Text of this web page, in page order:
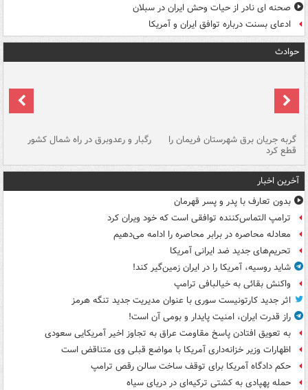
صحنه ای نادر از حیات وحش ایران در سبلان
ادعای بسنت درباره توافق ایران و آمریکا
حوادث
گربه جریان برق شهرستان فریمان را
قطع کرد
رگبار و رعدوبرق در راه شمال کشور
آخرین اخبار
بدون تعارف با پدر و پسر قهرمان
ترامپ التماس‌کننده توافقی است که خود ویران کرد
معادله محاصره در برابر محاصره را ادامه می‌دهیم
تحریم‌های جدید ضد ایرانی آمریکا
شاید روسیه، آمریکا را در ایران زمین‌گیر کند!
واکنش بقائی به خیالبافی ترامپ
اثر جدید کارتونیست سوری با عنوان مدیریت جدید تنگه هرمز
راز قدرت ایران، امنیت پایدار و بومی آن است!
به تعویق افتادن پاسخ مقاومت عراق به تجاوز اخیر آمریکایی سعودی
اظهارات وزیر خزانه‌داری آمریکا با مواضع قبلی وی متناقض است
حکم دادگاه آمریکا برای توقف ساخت سالن رقص ترامپ
حمله پهپادی به کشتی ترکیه‌ای در دریای سیاه